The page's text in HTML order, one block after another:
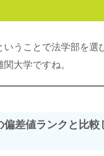
いうことで法学部を選
関大学ですね。
偏差値ランクと比較